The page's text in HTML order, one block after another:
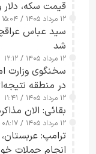
قیمت سکه، دلار و طلا ۱۲
۱۲ مرداد ۱۴۰۵ / ۱۵:۰۴
سید عباس
شد
۱۲ مرداد ۱۴۰۵ / ۱۲:۱۲
سخنگوی وزارت
در منطقه
۱۲ مرداد ۱۴۰۵ / ۱۱:۴۱
بقائی: الان
۱۲ مرداد ۱۴۰۵ / ۰۸:۱۷
ترامپ:
انجام حملات